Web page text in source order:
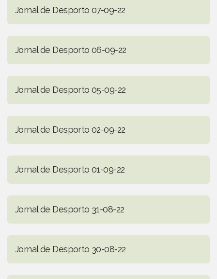
Jornal de Desporto 07-09-22
Jornal de Desporto 06-09-22
Jornal de Desporto 05-09-22
Jornal de Desporto 02-09-22
Jornal de Desporto 01-09-22
Jornal de Desporto 31-08-22
Jornal de Desporto 30-08-22